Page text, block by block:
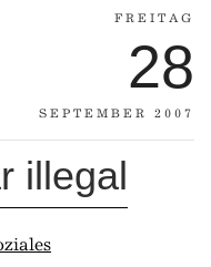
FREITAG
28
SEPTEMBER 2007
illegal